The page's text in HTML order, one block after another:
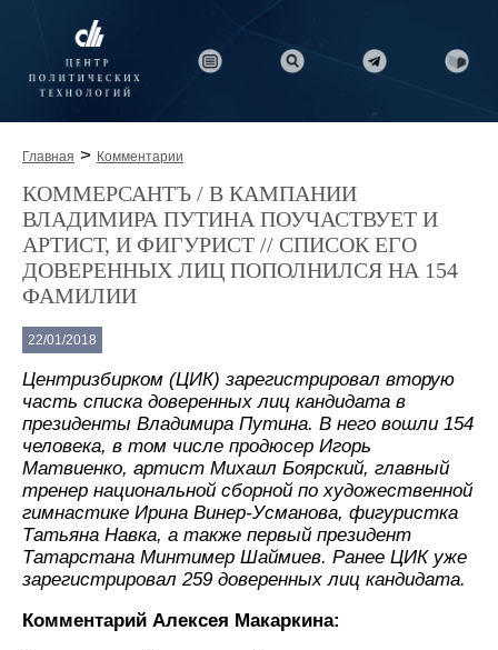
Главная > Комментарии
КОММЕРСАНТЪ / В КАМПАНИИ
ВЛАДИМИРА ПУТИНА ПОУЧАСТВУЕТ И
АРТИСТ, И ФИГУРИСТ // СПИСОК ЕГО
ДОВЕРЕННЫХ ЛИЦ ПОПОЛНИЛСЯ НА 154
ФАМИЛИИ
22/01/2018
Центризбирком (ЦИК) зарегистрировал вторую
часть списка доверенных лиц кандидата в
президенты Владимира Путина. В него вошли 154
человека, в том числе продюсер Игорь
Матвиенко, артист Михаил Боярский, главный
тренер национальной сборной по художественной
гимнастике Ирина Винер-Усманова, фигуристка
Татьяна Навка, а также первый президент
Татарстана Минтимер Шаймиев. Ранее ЦИК уже
зарегистрировал 259 доверенных лиц кандидата.
Комментарий Алексея Макаркина: